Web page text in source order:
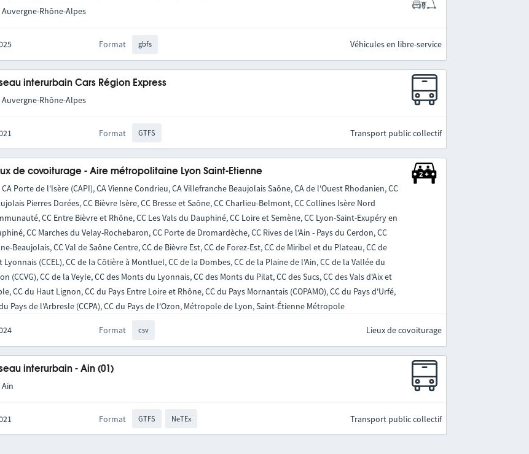
Auvergne-Rhône-Alpes
Format gbfs Véhicules en libre-service
interurbain Cars Région Express
Auvergne-Rhône-Alpes
Format GTFS Transport public collectif
de covoiturage - Aire métropolitaine Lyon Saint-Etienne
CA Porte de l'Isère (CAPI), CA Vienne Condrieu, CA Villefranche Beaujolais Saône, CA de l'Ouest Rhodanien, CC
Pierres Dorées, CC Bièvre Isère, CC Bresse et Saône, CC Charlieu-Belmont, CC Collines Isère Nord
CC Entre Bièvre et Rhône, CC Les Vals du Dauphiné, CC Loire et Semène, CC Lyon-Saint-Exupéry en
CC Marches du Velay-Rochebaron, CC Porte de Dromardèche, CC Rives de l'Ain - Pays du Cerdon, CC
Beaujolais, CC Val de Saône Centre, CC de Bièvre Est, CC de Forez-Est, CC de Miribel et du Plateau, CC de
Lyonnais (CCEL), CC de la Côtière à Montluel, CC de la Dombes, CC de la Plaine de l'Ain, CC de la Vallée du
(CCVG), CC de la Veyle, CC des Monts du Lyonnais, CC des Monts du Pilat, CC des Sucs, CC des Vals d'Aix et
CC du Haut Lignon, CC du Pays Entre Loire et Rhône, CC du Pays Mornantais (COPAMO), CC du Pays d'Urfé,
Pays de l'Arbresle (CCPA), CC du Pays de l'Ozon, Métropole de Lyon, Saint-Étienne Métropole
Format csv Lieux de covoiturage
interurbain - Ain (01)
Ain
Format GTFS NeTEx Transport public collectif